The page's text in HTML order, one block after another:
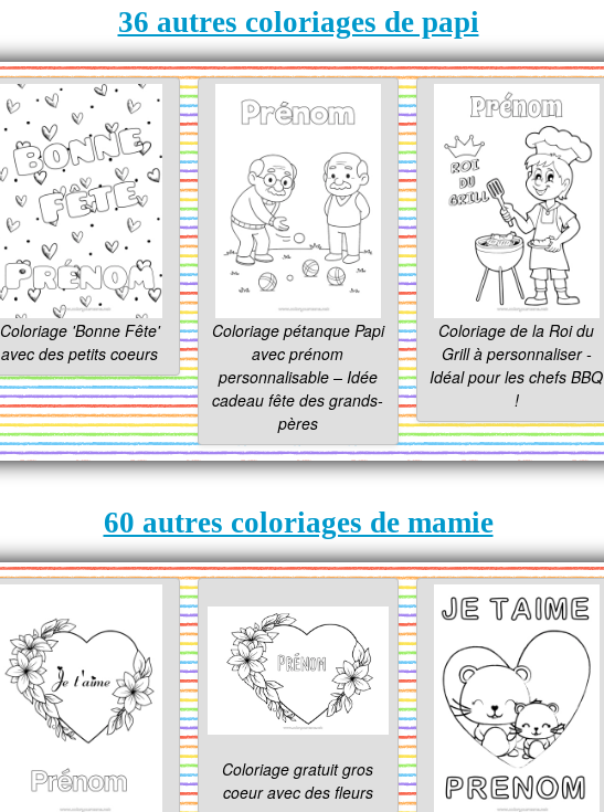
36 autres coloriages de papi
Coloriage 'Bonne Fête'
avec des petits coeurs
Coloriage pétanque Papi
avec prénom
personnalisable – Idée
cadeau fête des grands-
pères
Coloriage de la Roi du
Grill à personnaliser -
Idéal pour les chefs BBQ
!
60 autres coloriages de mamie
Coloriage gratuit gros
coeur avec des fleurs